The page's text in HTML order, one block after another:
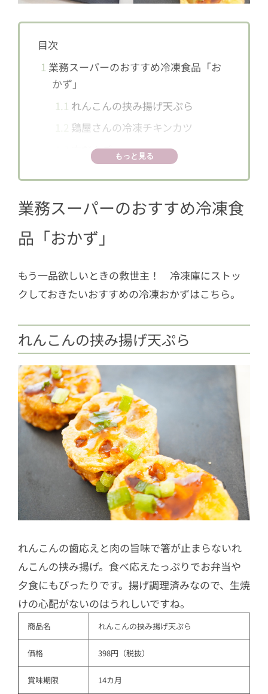
目次
1 業務スーパーのおすすめ冷凍食品「お
かず」
1.1 れんこんの挟み揚げ天ぷら
鶏屋さんの冷凍チキンカツ
肉だんご
1.6
鶏屋さんのハーブウィンナー
1.7豚ちまき
1.9ポテトノワゼット
1.10韓国屋台のトッポッキ（ソース付
1.11正宗生煎包
1.12薄焼き餅
2業務スーパーのおすすめ冷凍食品「主
食」
2.1トリュフピザ
2.2冷凍うどん
2.3野菜たっぷりチヂミ
パラタ
業務スーパーのおすすめ冷凍食品「ス
3.1台湾カステラ
3.2みたらしもちっこ
3.3 こしあん入りごま団子
3.4スイートポテト
もっと見る
業務スーパーのおすすめ冷凍食
品「おかず」
もう一品欲しいときの救世主！ 冷凍庫にストッ
クしておきたいおすすめの冷凍おかずはこちら。
れんこんの挟み揚げ天ぷら
れんこんの歯応えと肉の旨味で箸が止まらないれ
んこんの挟み揚げ。食べ応えたっぷりでお弁当や
夕食にもぴったりです。揚げ調理済みなので、生焼
けの心配がないのはうれしいですね。
商品名 れんこんの挟み揚げ天ぷら
価格 398円（税抜）
賞味期限
14カ月